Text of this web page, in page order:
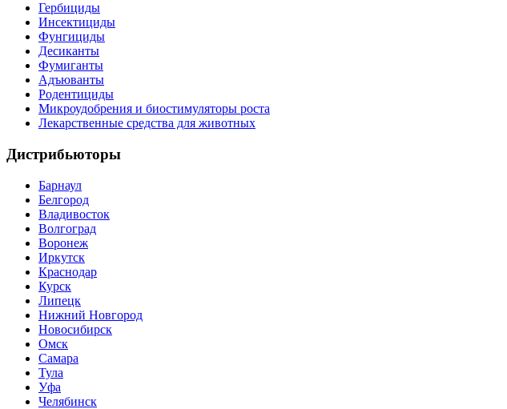
Гербициды
Инсектициды
Фунгициды
Десиканты
Фумиганты
Адъюванты
Родентициды
Микроудобрения и биостимуляторы роста
Лекарственные средства для животных
Дистрибьюторы
Барнаул
Белгород
Владивосток
Волгоград
Воронеж
Иркутск
Краснодар
Курск
Липецк
Нижний Новгород
Новосибирск
Омск
Самара
Тула
Уфа
Челябинск